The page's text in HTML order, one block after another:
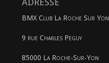
BMX Club La Roche Sur Yon
9 rue Charles Peguy
85000 La Roche-Sur-Yon